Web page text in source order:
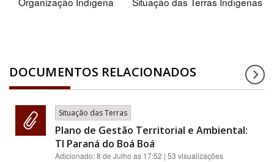
DOCUMENTOS RELACIONADOS
Situação das Terras
Plano de Gestão Territorial e Ambiental:
TI Paraná do Boá Boá
Adicionado:8 de Julho as 17:52 | 53 visualizações